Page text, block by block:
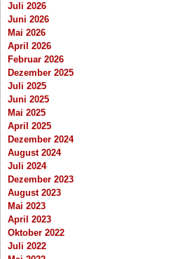
Juli 2026
Juni 2026
Mai 2026
April 2026
Februar 2026
Dezember 2025
Juli 2025
Juni 2025
Mai 2025
April 2025
Dezember 2024
August 2024
Juli 2024
Dezember 2023
August 2023
Mai 2023
April 2023
Oktober 2022
Juli 2022